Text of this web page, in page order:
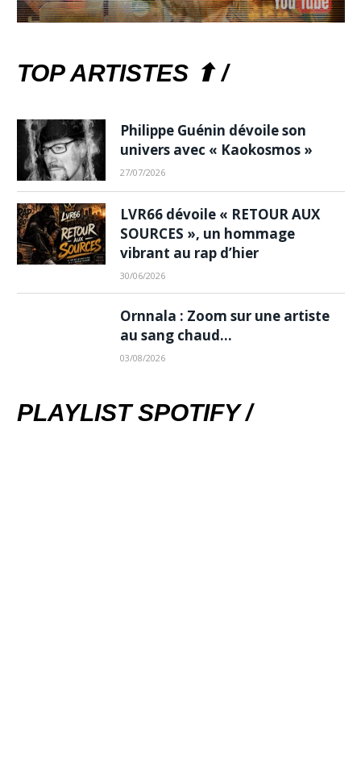
TOP ARTISTES ⬆ /
Philippe Guénin dévoile son
univers avec « Kaokosmos »
27/07/2026
LVR66 dévoile « RETOUR AUX
SOURCES », un hommage
vibrant au rap d’hier
30/06/2026
Ornnala : Zoom sur une artiste
au sang chaud…
03/08/2026
PLAYLIST SPOTIFY /